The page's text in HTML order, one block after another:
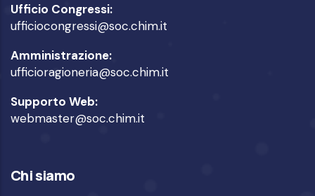
Ufficio Congressi:
ufficiocongressi@soc.chim.it
Amministrazione:
ufficioragioneria@soc.chim.it
Supporto Web:
webmaster@soc.chim.it
Chi siamo